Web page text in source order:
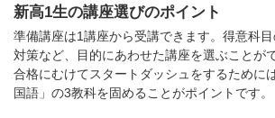
新高1生の講座選びのポイント
準備講座は1講座から受講できます。得意科
対策など、目的にあわせた講座を選ぶことが
合格にむけてスタートダッシュをするために
国語」の3教科を固めることがポイントです。